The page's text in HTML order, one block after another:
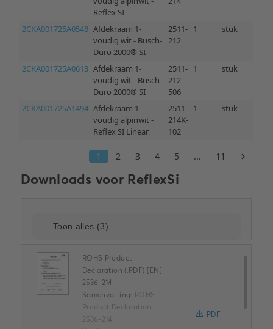
Downloads voor ReflexSi
ROHS Product
Declaration (.PDF) [EN]
2536-214
Samenvatting: ROHS
Product Declaration
2536-214
PDF